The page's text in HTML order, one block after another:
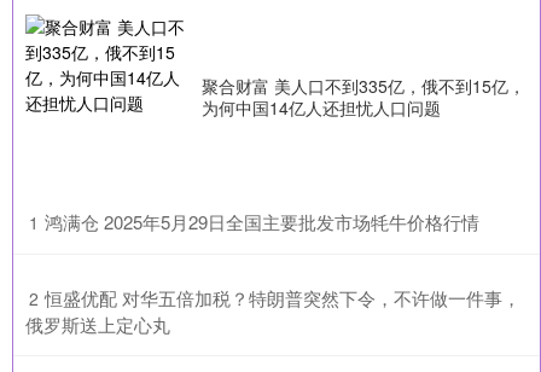
聚合财富 美人口不到335亿，俄不到15亿，
为何中国14亿人还担忧人口问题
1 ​鸿满仓 2025年5月29日全国主要批发市场牦牛价格行情
2 ​恒盛优配 对华五倍加税？特朗普突然下令，不许做一件事，
俄罗斯送上定心丸